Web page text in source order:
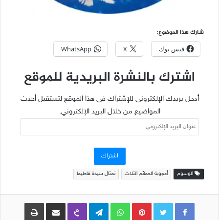
شارك هذا الموضوع:
فيس بوك X
WhatsApp
اشترك بالنشرة البريدية للموقع
أدخل بريدك الإلكتروني للإشتراك في هذا الموقع لتستقبل أحدث
المواضيع من خلال البريد الإلكتروني.
عنوان
البريد
اشتراك
الوسوم أعجوبة الحمائم الثلاث تمثال سيدة فاطيما
Pinterest
WhatsApp
Telegram
Viber مشاركة عبر البريد طباعة